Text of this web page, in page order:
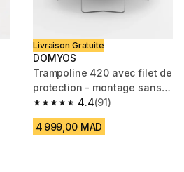
reviews
Livraison Gratuite
DOMYOS
Trampoline 420 avec filet de
protection - montage sans
outil
4.4
4.4 out of 5 stars from 91
(91)
4 999,00 MAD